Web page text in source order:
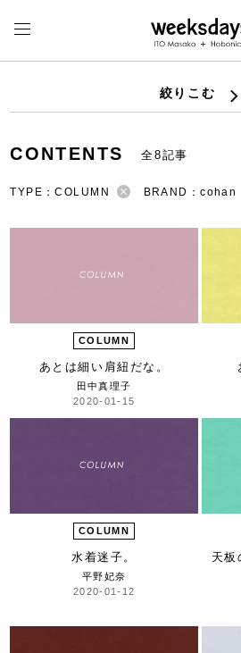
絞りこむ
CONTENTS 全8記事
TYPE：COLUMN BRAND：cohan
COLUMN
あとは細い肩紐だな。
田中真理子
2020-01-15
COLUMN
水着迷子。
平野妃奈
2020-01-12
天板